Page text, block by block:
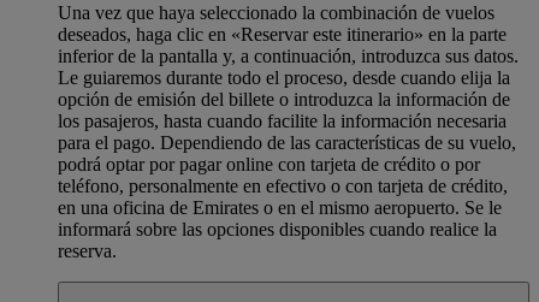
Una vez que haya seleccionado la combinación de vuelos
deseados, haga clic en «Reservar este itinerario» en la parte
inferior de la pantalla y, a continuación, introduzca sus datos.
Le guiaremos durante todo el proceso, desde cuando elija la
opción de emisión del billete o introduzca la información de
los pasajeros, hasta cuando facilite la información necesaria
para el pago. Dependiendo de las características de su vuelo,
podrá optar por pagar online con tarjeta de crédito o por
teléfono, personalmente en efectivo o con tarjeta de crédito,
en una oficina de Emirates o en el mismo aeropuerto. Se le
informará sobre las opciones disponibles cuando realice la
reserva.